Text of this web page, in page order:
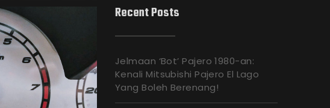
Recent Posts
Jelmaan ‘Bot’ Pajero 1980-an:
Kenali Mitsubishi Pajero El Lago
Yang Boleh Berenang!